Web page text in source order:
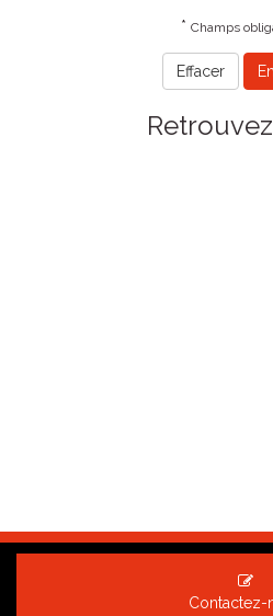
* Champs
Contactez-